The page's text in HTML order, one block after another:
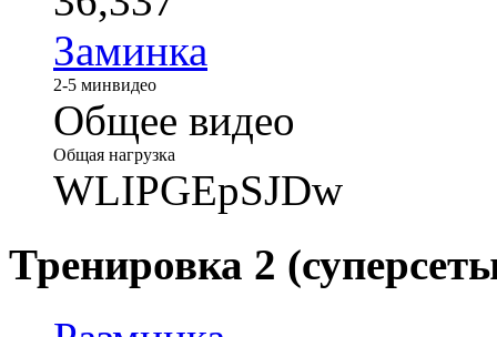
Заминка
2-5 минвидео
Общее видео
Общая нагрузка
WLIPGEpSJDw
Тренировка 2